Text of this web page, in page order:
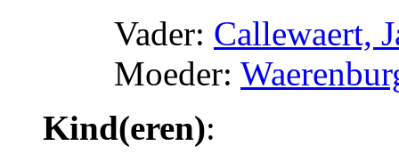
Vader: Callewaert,
Moeder:
Kind(eren):